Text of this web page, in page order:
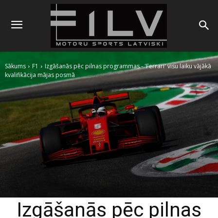
Sākums F1
Izgāšanās pēc pilnas programmas - 'Ferrari' visu laiku vājākā
kvalifikācija mājas posmā
Izgāšanās pēc pilnas